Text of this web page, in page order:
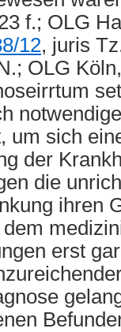
f.; OLG
12, juris
OLG
um sich
der
die
ihren
erst